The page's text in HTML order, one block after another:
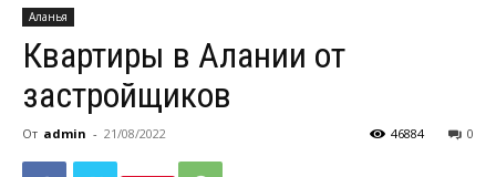
Аланья
Квартиры в Алании от
застройщиков
От admin - 21/08/2022 0
46884